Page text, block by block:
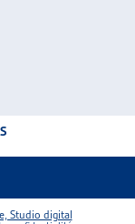
Studio digital